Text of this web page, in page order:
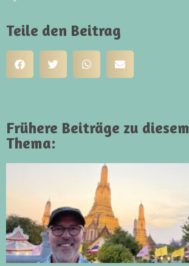
Teile den Beitrag
Frühere Beiträge zu diesem
Thema: